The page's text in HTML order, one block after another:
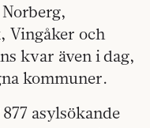
Vingåker och
kvar även i dag,
kommuner.
asylsökande